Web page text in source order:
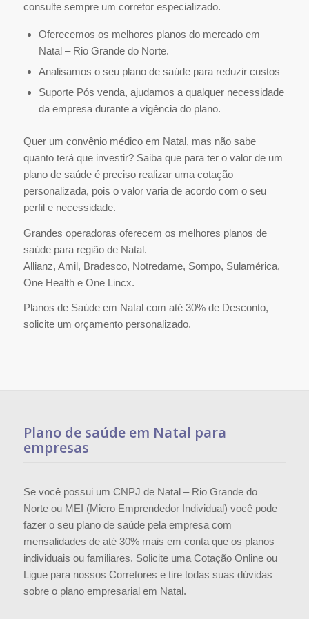
consulte sempre um corretor especializado.
Oferecemos os melhores planos do mercado em
Natal – Rio Grande do Norte.
Analisamos o seu plano de saúde para reduzir custos
Suporte Pós venda, ajudamos a qualquer necessidade
da empresa durante a vigência do plano.
Quer um convênio médico em Natal, mas não sabe
quanto terá que investir? Saiba que para ter o valor de um
plano de saúde é preciso realizar uma cotação
personalizada, pois o valor varia de acordo com o seu
perfil e necessidade.
Grandes operadoras oferecem os melhores planos de
saúde para região de Natal.
Allianz, Amil, Bradesco, Notredame, Sompo, Sulamérica,
One Health e One Lincx.
Planos de Saúde em Natal com até 30% de Desconto,
solicite um orçamento personalizado.
Plano de saúde em Natal para
empresas
Se você possui um CNPJ de Natal – Rio Grande do
Norte ou MEI (Micro Emprendedor Individual) você pode
fazer o seu plano de saúde pela empresa com
mensalidades de até 30% mais em conta que os planos
individuais ou familiares. Solicite uma Cotação Online ou
Ligue para nossos Corretores e tire todas suas dúvidas
sobre o plano empresarial em Natal.